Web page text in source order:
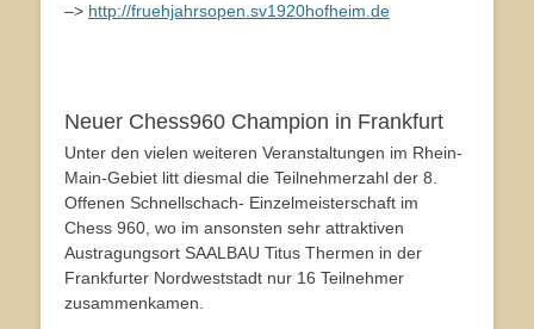
–> http://fruehjahrsopen.sv1920hofheim.de
Neuer Chess960 Champion in Frankfurt
Unter den vielen weiteren Veranstaltungen im Rhein-
Main-Gebiet litt diesmal die Teilnehmerzahl der 8.
Offenen Schnellschach- Einzelmeisterschaft im
Chess 960, wo im ansonsten sehr attraktiven
Austragungsort SAALBAU Titus Thermen in der
Frankfurter Nordweststadt nur 16 Teilnehmer
zusammenkamen.